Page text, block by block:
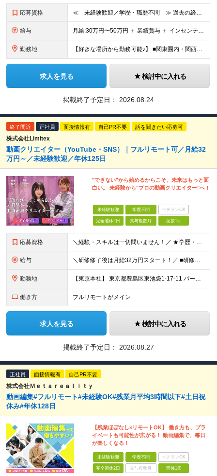
応募資格 ≪ 未経験歓迎／学歴・職歴不問 ≫ 過去の経歴は一切不問。 「いままで」よりも「これから」を 重視した採用を行っています！ ▼▼こんな想いがある方大歓迎▼▼ ・WEBデザインに興味がある ・自由な環
給与 ⽉給:30万円〜50万円 ＋ 業績賞与 ＋ インセンティブ賞与 経験者：35万円～ ※経験・スキルを考慮の上、決定します。 ※経験者は別途優遇！ ★試用期間6ヶ月（期間中は月給21万円～）
勤務地 【好きな場所から勤務可能♪】 ■関東圏内・関西圏内 または⾸都圏近郊のプロジェクト先 ★リモートワーク実施中（プロジェクトによりフルリモートもあり） ★転居を伴う転勤なし ★配属先は希望を最⼤限考慮
求人を見る 検討中に入れる
掲載終了予定日： 2026.08.24
終了間近 正社員 面接情報有 自己PR不要 話を聞きたい応募可
株式会社Limitex
動画クリエイター（YouTube・SNS）｜フルリモート可／月給32
万円～／未経験歓迎／年休125日
"できない"から始めるからこそ、未来はもっと面
白い。 未経験から"プロの動画クリエイター"へ！
未経験歓迎 学歴不問 ベテランOK
完全週休2日 賞与複数月 面接1回
応募資格 ＼経験・スキルは一切問いません！／ ★学歴・職歴不問 ★未経験・第二新卒歓迎！ ★正社員デビューも応援します！
給与 ＼研修修了後は月給32万円スタート！／ ■研修修了後 月給32万円＋賞与＋インセンティブ賞与 ※残業代は別途支給 ▽研修期間（6カ月）▽ 【経験者】 （営業・接客・マーケティングなどの経験をお持
勤務地 【東京本社】 東京都豊島区東池袋1-17-11 パークハイツ池袋
働き方 フルリモートがメイン
求人を見る 検討中に入れる
掲載終了予定日： 2026.08.27
正社員 面接情報有 自己PR不要
株式会社Ｍｅｔａｒｅａｌｉｔｙ
動画編集#フルリモート#未経験OK#残業月平均3時間以下#土日祝
休み#年休128日
【残業ほぼなし×リモートOK】 働き方も、プラ
イベートも可能性が広がる！ 動画編集で、毎日
が楽しくなる！
未経験歓迎 学歴不問 ベテランOK
完全週休2日 賞与複数月 面接1回